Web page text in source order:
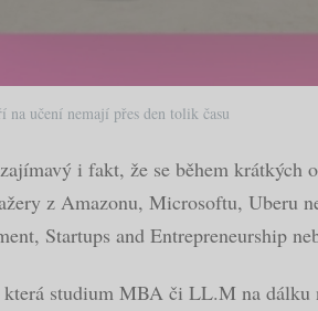
učení nemají přes den tolik času
i fakt, že se během
z Amazonu, Microsoftu, Uberu
Startups and Entrepreneurship
studium MBA či LL.M na dálku